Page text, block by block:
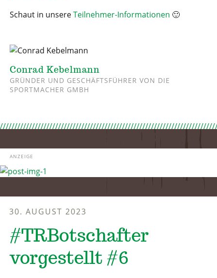
Schaut in unsereTeilnehmer-Informationen 🙂
Conrad Kebelmann
GRÜNDER UND GESCHÄFTSFÜHRER VON DIE
SPORTMACHER GMBH
ANZEIGE
30. AUGUST 2023
#TRBotschafter
vorgestellt #6